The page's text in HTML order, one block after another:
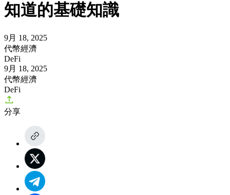
知道的基礎知識
9月 18, 2025
代幣經濟
DeFi
9月 18, 2025
代幣經濟
DeFi
分享